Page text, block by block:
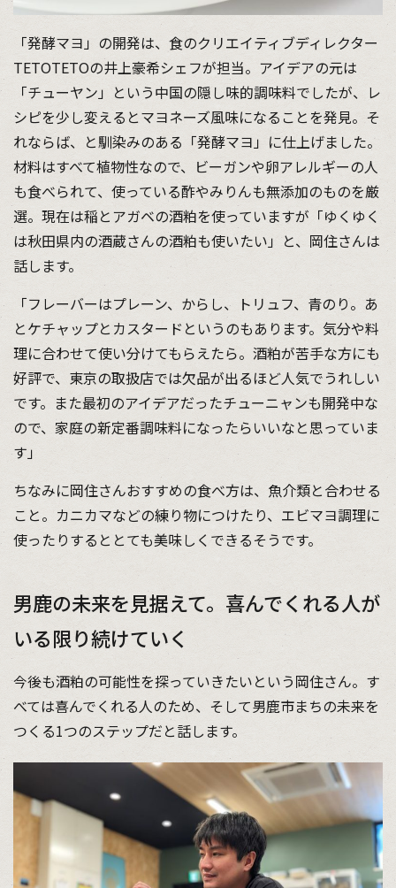
「発酵マヨ」の開発は、食のクリエイティブディレクター
TETOTETOの井上豪希シェフが担当。アイデアの元は
「チューヤン」という中国の隠し味的調味料でしたが、レ
シピを少し変えるとマヨネーズ風味になることを発見。そ
れならば、と馴染みのある「発酵マヨ」に仕上げました。
材料はすべて植物性なので、ビーガンや卵アレルギーの人
も食べられて、使っている酢やみりんも無添加のものを厳
選。現在は稲とアガベの酒粕を使っていますが「ゆくゆく
は秋田県内の酒蔵さんの酒粕も使いたい」と、岡住さんは
話します。
「フレーバーはプレーン、からし、トリュフ、青のり。あ
とケチャップとカスタードというのもあります。気分や料
理に合わせて使い分けてもらえたら。酒粕が苦手な方にも
好評で、東京の取扱店では欠品が出るほど人気でうれしい
です。また最初のアイデアだったチューニャンも開発中な
ので、家庭の新定番調味料になったらいいなと思っていま
す」
ちなみに岡住さんおすすめの食べ方は、魚介類と合わせる
こと。カニカマなどの練り物につけたり、エビマヨ調理に
使ったりするととても美味しくできるそうです。
男鹿の未来を見据えて。喜んでくれる人が
いる限り続けていく
今後も酒粕の可能性を探っていきたいという岡住さん。す
べては喜んでくれる人のため、そして男鹿市まちの未来を
つくる1つのステップだと話します。